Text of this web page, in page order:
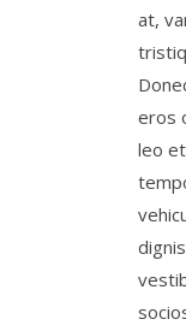
at,
eros
leo